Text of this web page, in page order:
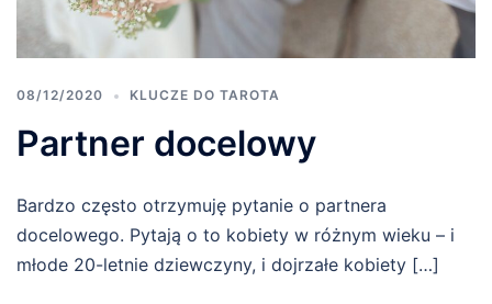
08/12/2020 KLUCZE DO TAROTA
Partner docelowy
Bardzo często otrzymuję pytanie o partnera
docelowego. Pytają o to kobiety w różnym wieku – i
młode 20-letnie dziewczyny, i dojrzałe kobiety […]